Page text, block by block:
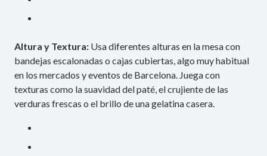
Altura y Textura: Usa diferentes alturas en la mesa con
bandejas escalonadas o cajas cubiertas, algo muy habitual
en los mercados y eventos de Barcelona. Juega con
texturas como la suavidad del paté, el crujiente de las
verduras frescas o el brillo de una gelatina casera.